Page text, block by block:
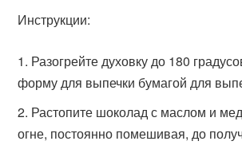
Инструкции:
Разогрейте духовку до 180
форму для выпечки бумагой для
Растопите шоколад с маслом и
огне, постоянно помешивая, до